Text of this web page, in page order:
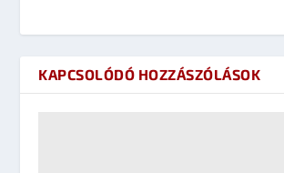
KAPCSOLÓDÓ HOZZÁSZÓLÁSOK